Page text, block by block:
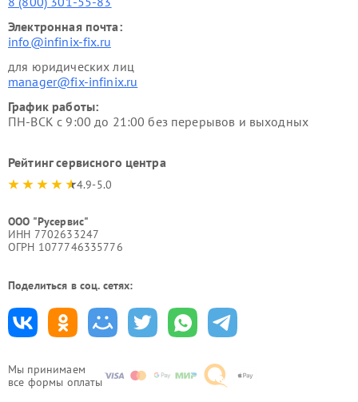
Мы принимаем
все формы оплаты
Электронная почта:
info@infinix-fix.ru
для юридических лиц
manager@fix-infinix.ru
График работы:
ПН-ВСК с 9:00 до 21:00 без перерывов и выходных
Рейтинг сервисного центра
4.9-5.0
ООО "Русервис"
ИНН 7702633247
ОГРН 1077746335776
Поделиться в соц. сетях: